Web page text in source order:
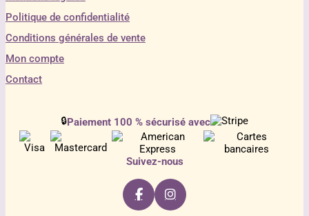
Politique de confidentialité
Conditions générales de vente
Mon compte
Contact
🔒Paiement 100 % sécurisé avec
Suivez-nous